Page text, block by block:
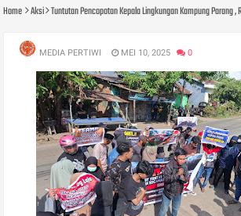
Home Aksi Tuntutan Pencopotan Kepala Lingkungan Kampung
MEDIA PERTIWI MEI 10, 2025 0